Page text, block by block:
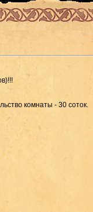
комнаты - 30 соток.